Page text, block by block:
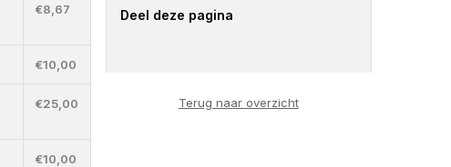
€8,67
€10,00
€25,00
€10,00
Deel deze pagina
Terug naar overzicht